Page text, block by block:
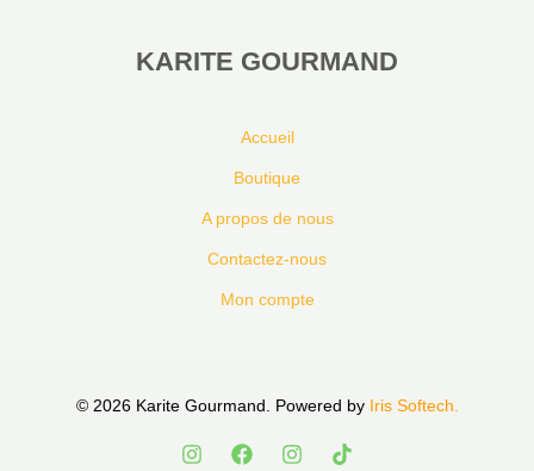
KARITE GOURMAND
Accueil
Boutique
A propos de nous
Contactez-nous
Mon compte
© 2026 Karite Gourmand. Powered by Iris Softech.